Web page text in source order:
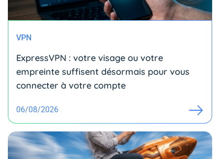
VPN
ExpressVPN : votre visage ou votre
empreinte suffisent désormais pour vous
connecter à votre compte
06/08/2026